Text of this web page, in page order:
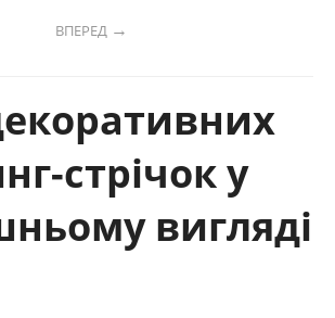
ВПЕРЕД
стрічок у
вигляді